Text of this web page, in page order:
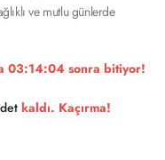
ve mutlu günlerde
03:14:04 sonra bitiyor!
kaldı. Kaçırma!